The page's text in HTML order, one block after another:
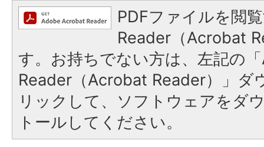
PDFファイルを閲
Reader（Acrobat
す。お持ちでない方は、左記の
Reader（Acrobat Reader）」ダ
リックして、ソフトウェアをダ
トールしてください。